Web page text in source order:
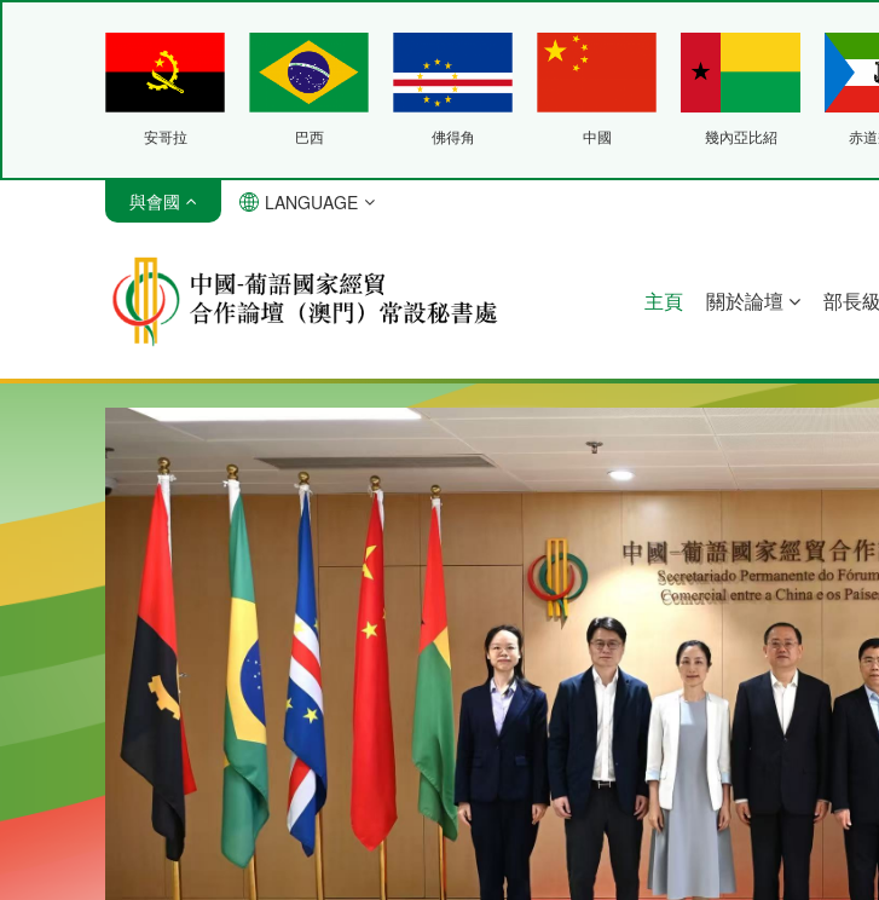
安哥拉 巴西 佛得角 中國 幾內亞比紹 赤
與會國 LANGUAGE
主頁 關於論壇 部長